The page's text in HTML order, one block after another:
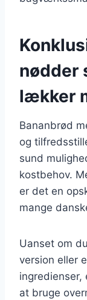
nødder
lækker
Bananbrød
og
sund
kostbehov.
er det en
mange
Uanset om
version eller
at bruge